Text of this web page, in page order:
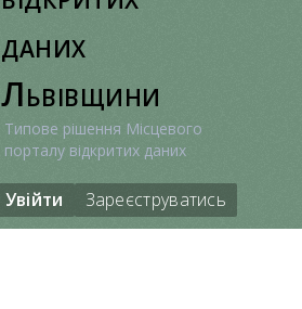
даних
Львівщини
Типове рішення Місцевого
порталу відкритих даних
Увійти Зареєструватись